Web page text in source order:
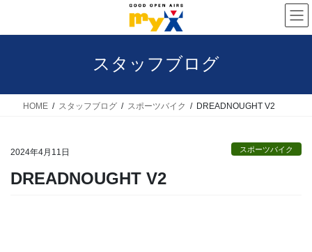
スタッフブログ
HOME スタッフブログ スポーツバイク DREADNOUGHT V2
2024年4月11日 スポーツバイク
DREADNOUGHT V2